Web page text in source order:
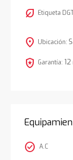
nest_eco_leaf Etiqueta
location_on Ubicación:
local_police Garantía: 12
check_circle A.C